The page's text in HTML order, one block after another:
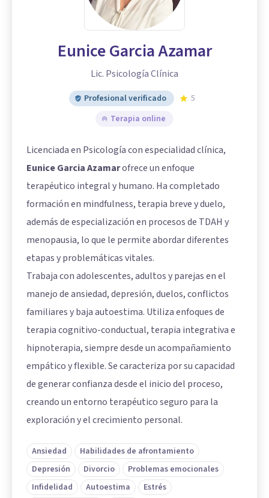
Eunice Garcia Azamar
Lic. Psicología Clínica
Profesional verificado
5
Terapia online
Licenciada en Psicología con especialidad clínica,
Eunice Garcia Azamarofrece un enfoque
terapéutico integral y humano. Ha completado
formación en mindfulness, terapia breve y duelo,
además de especialización en procesos de TDAH y
menopausia, lo que le permite abordar diferentes
etapas y problemáticas vitales.
Trabaja con adolescentes, adultos y parejas en el
manejo de ansiedad, depresión, duelos, conflictos
familiares y baja autoestima. Utiliza enfoques de
terapia cognitivo-conductual, terapia integrativa e
hipnoterapia, siempre desde un acompañamiento
empático y flexible. Se caracteriza por su capacidad
de generar confianza desde el inicio del proceso,
creando un entorno terapéutico seguro para la
exploración y el crecimiento personal.
Ansiedad
Habilidades de afrontamiento
Depresión
Divorcio
Problemas emocionales
Infidelidad
Autoestima
Estrés